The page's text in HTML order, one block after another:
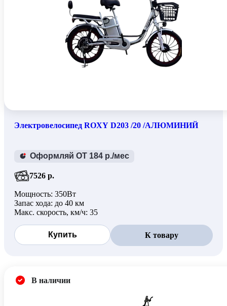
Электровелосипед ROXY D203 /20 /АЛЮМИНИЙ
Оформляй ОТ 184 р./мес
7526 р.
Мощность: 350Вт
Запас хода: до 40 км
Макс. скорость, км/ч: 35
Купить К товару
В наличии